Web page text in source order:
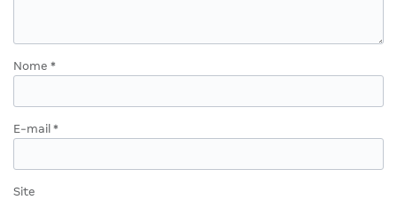
Nome *
E-mail *
Site